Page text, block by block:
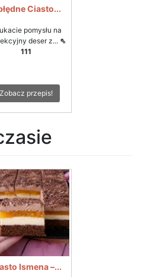
Ciasto...
pomysłu na
deser z... ⇖
111
Zobacz przepis!
Ismena –...